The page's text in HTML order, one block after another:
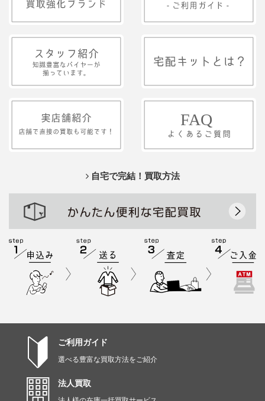
自宅で完結！買取方法
ご利用ガイド
選べる豊富な買取方法をご紹介
法人買取